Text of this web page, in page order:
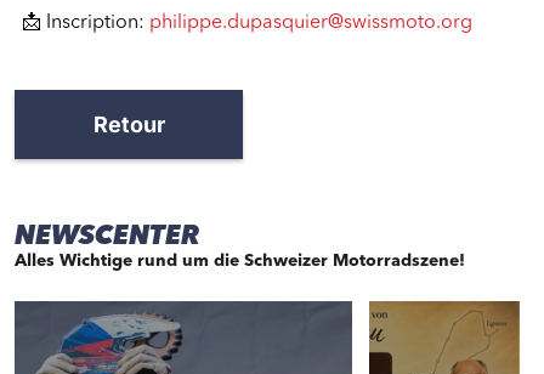
📩 Inscription: philippe.dupasquier@swissmoto.org
Retour
NEWSCENTER
Alles Wichtige rund um die Schweizer Motorradszene!